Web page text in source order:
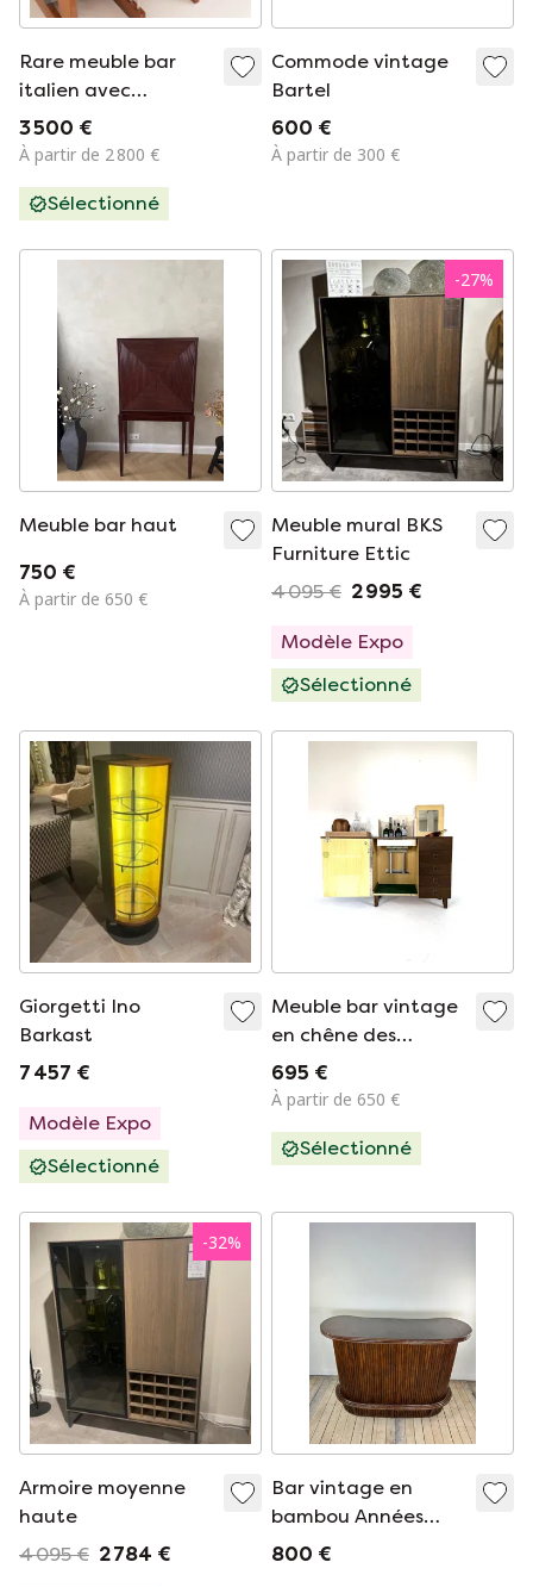
Rare meuble bar
italien avec
tabourets
3 500 €
À partir de 2 800 €
Sélectionné
Commode vintage
Bartel
600 €
À partir de 300 €
Meuble bar haut
750 €
À partir de 650 €
-27%
Meuble mural BKS
Furniture Ettic
4 095 € 2 995 €
Modèle Expo
Sélectionné
Giorgetti Ino
Barkast
7 457 €
Modèle Expo
Sélectionné
Meuble bar vintage
en chêne des
années 70
695 €
À partir de 650 €
Sélectionné
-32%
Armoire moyenne
haute
4 095 € 2 784 €
Bar vintage en
bambou Années
1970
800 €